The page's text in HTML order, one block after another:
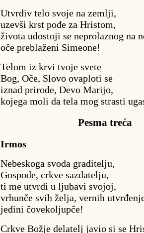
Utvrdiv telo svoje na zemlji,
uzevši krst pođe za Hristom,
života udostoji se neprolaznog na
oče preblaženi Simeone!
Telom iz krvi tvoje svete
Bog, Oče, Slovo ovaploti se
iznad prirode, Devo Marijo,
kojega moli da tela mog strasti
Pesma treća
Irmos
Nebeskoga svoda graditelju,
Gospode, crkve sazdatelju,
ti me utvrdi u ljubavi svojoj,
vrhunče svih želja, vernih
jedini čovekoljupče!
Crkve Božje delatelj javio si se